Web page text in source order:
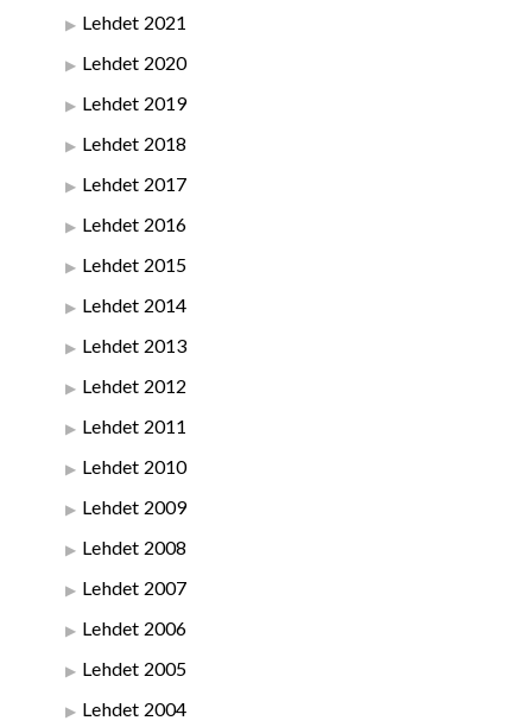
Lehdet 2021
Lehdet 2020
Lehdet 2019
Lehdet 2018
Lehdet 2017
Lehdet 2016
Lehdet 2015
Lehdet 2014
Lehdet 2013
Lehdet 2012
Lehdet 2011
Lehdet 2010
Lehdet 2009
Lehdet 2008
Lehdet 2007
Lehdet 2006
Lehdet 2005
Lehdet 2004